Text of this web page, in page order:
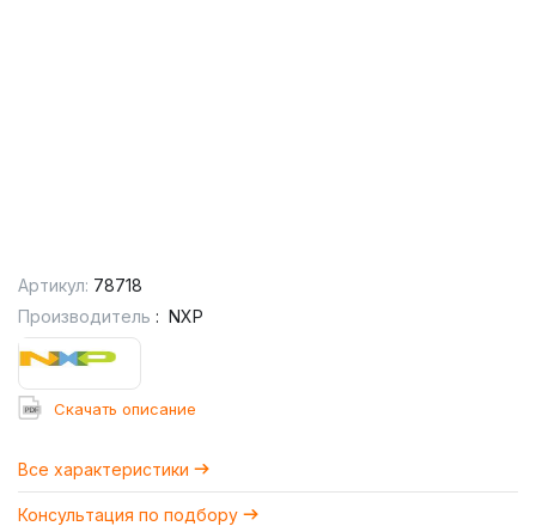
Артикул: 78718
Производитель : NXP
Cкачать описание
Все характеристики
Консультация по подбору